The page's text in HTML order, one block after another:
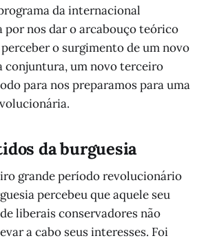
da internacional
por nos dar o arcabouço teórico
o surgimento de um novo
conjuntura, um novo terceiro
para nos preparamos para uma
da burguesia
grande período revolucionário
percebeu que aquele seu
liberais conservadores não
a cabo seus interesses. Foi